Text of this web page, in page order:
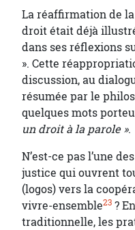
La réaffirmation de
droit était déjà
dans ses réflexions
». Cette
discussion, au
résumée par le
quelques mots
un droit à la parole ».
N’est-ce pas l’une
justice qui ouvrent
(logos) vers la
vivre‐ensemble23 ?
traditionnelle, les